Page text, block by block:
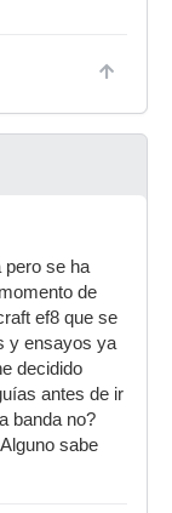
pero se ha
de
ef8 que se
y ensayos ya
decidido
antes de ir
banda no?
sabe